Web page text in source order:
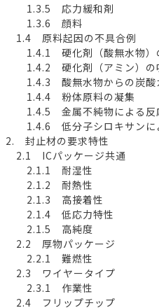
1.3.5 応力緩和剤
1.3.6 顔料
1.4 原料起因の不具合例
1.4.1 硬化剤（酸無水物）
1.4.2 硬化剤（アミン）の
1.4.3 酸無水物からの炭酸
1.4.4 粉体原料の凝集
1.4.5 金属不純物による反
1.4.6 低分子シロキサンに
2. 封止材の要求特性
2.1 ICパッケージ共通
2.1.1 耐湿性
2.1.2 耐熱性
2.1.3 高接着性
2.1.4 低応力特性
2.1.5 高純度
2.2 厚物パッケージ
2.2.1 難燃性
2.3 ワイヤータイプ
2.3.1 作業性
2.4 フリップチップ